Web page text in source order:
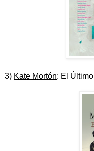
3) Kate Mortón: El